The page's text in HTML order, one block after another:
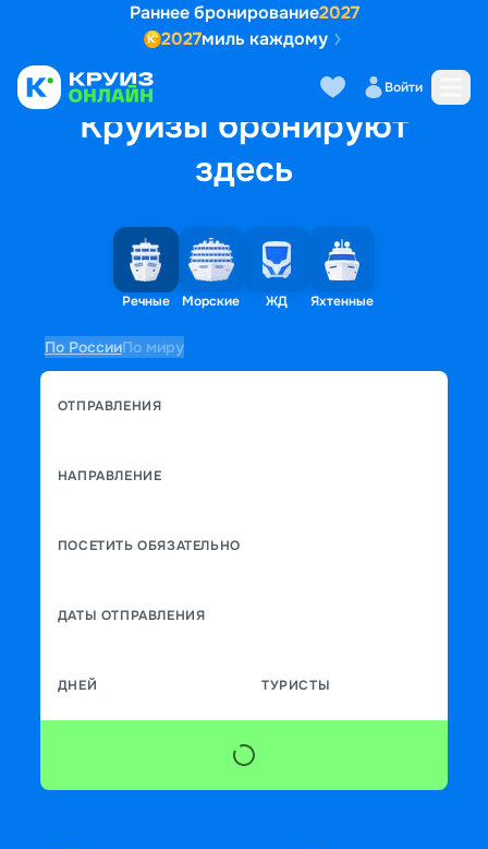
Раннее бронирование2027
2027миль каждому
Войти
Круизы бронируют
здесь
Речные Морские ЖД Яхтенные
По РоссииПо миру
ОТПРАВЛЕНИЯ
НАПРАВЛЕНИЕ
ПОСЕТИТЬ ОБЯЗАТЕЛЬНО
ДАТЫ ОТПРАВЛЕНИЯ
ДНЕЙ ТУРИСТЫ